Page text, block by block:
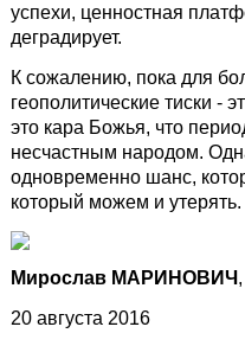
успехи, ценностная
деградирует.
К сожалению, пока для
геополитические тиски -
это кара Божья, что
несчастным народом.
одновременно шанс,
который можем и утерять.
Мирослав МАРИНОВИЧ,
20 августа 2016